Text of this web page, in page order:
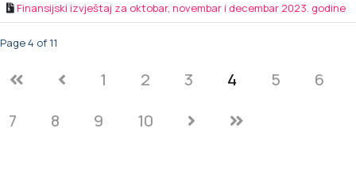
Finansijski izvještaj za oktobar, novembar i decembar 2023. godine
Page 4 of 11
1 2 3 4 5
6
7
8 9 10